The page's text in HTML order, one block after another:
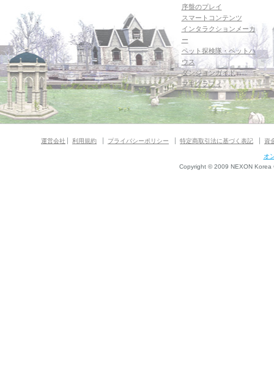
序盤のプレイ
スマートコンテンツ
インタラクションメーカ
ー
ペット探検隊・ペットハ
ウス
ダンジョンガイド
マギグラフィ
運営会社 利用規約 プライバシーポリシー 特定商取引法に基づく表記 資
オ
Copyright © 2009 NEXON Korea